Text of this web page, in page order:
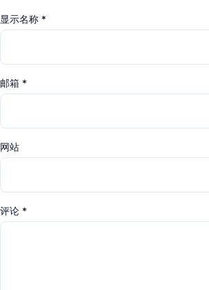
显示名称 *
邮箱 *
网站
评论 *